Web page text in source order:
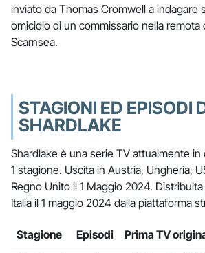
inviato da Thomas Cromwell a indagare
omicidio di un commissario nella remota
Scarnsea.
STAGIONI ED EPISODI
SHARDLAKE
Shardlake è una serie TV attualmente
1 stagione. Uscita in Austria, Ungheria,
Regno Unito il 1 Maggio 2024.
Italia il 1 maggio 2024 dalla piattaforma
Stagione Episodi Prima TV